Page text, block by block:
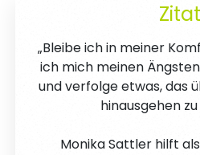
Zitat
„Bleibe ich in meiner
ich mich meinen
und verfolge etwas, das
hinausgehen
Monika Sattler hilft